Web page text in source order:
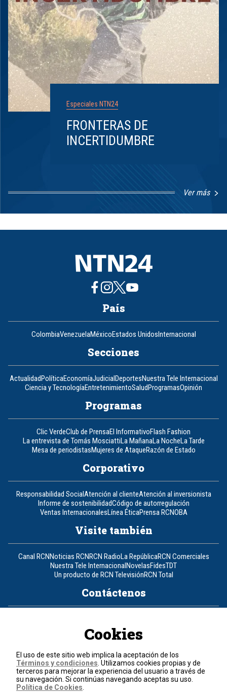
Especiales NTN24
FRONTERAS DE
INCERTIDUMBRE
Ver más
8
País
ColombiaVenezuelaMéxicoEstados UnidosInternacional
Secciones
ActualidadPolíticaEconomíaJudicialDeportesNuestra Tele Internacional
Ciencia y TecnologíaEntretenimientoSaludProgramasOpinión
Programas
Clic VerdeClub de PrensaEl InformativoFlash Fashion
La entrevista de Tomás MosciattiLa MañanaLa NocheLa Tarde
Mesa de periodistasMujeres de AtaqueRazón de Estado
Corporativo
Responsabilidad SocialAtención al clienteAtención al inversionista
Informe de sostenibilidadCódigo de autorregulación
Ventas InternacionalesLínea ÉticaPrensa RCNOBA
Visite también
Canal RCNNoticias RCNRCN RadioLa RepúblicaRCN Comerciales
Nuestra Tele InternacionalNovelasFidesTDT
Un producto de RCN TelevisiónRCN Total
Contáctenos
Política de cookies
Términos y condiciones
© 2026, RCN Medios.
Todos los derechos reservados.
Cookies
El uso de este sitio web implica la aceptación de los
Términos y condiciones . Utilizamos cookies propias y de
terceros para mejorar la experiencia del usuario a través de
su navegación. Si continúas navegando aceptas su uso.
Política de Cookies